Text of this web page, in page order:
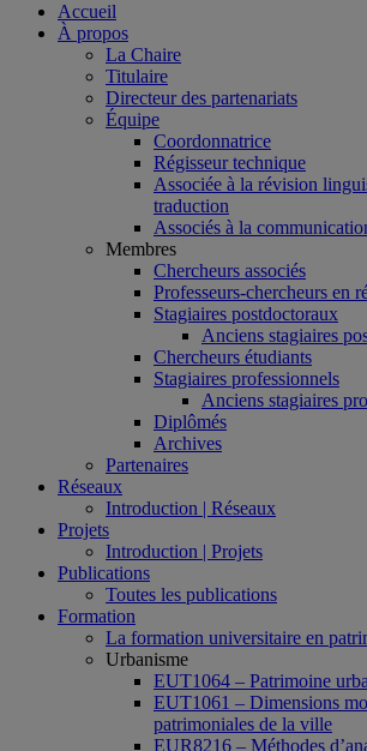
Accueil
À propos
La Chaire
Titulaire
Directeur des partenariats
Équipe
Coordonnatrice
Régisseur technique
Associée à la révision
traduction
Associés à la
Membres
Chercheurs associés
Professeurs-chercheurs en
Stagiaires postdoctoraux
Anciens stagiaires
Chercheurs étudiants
Stagiaires professionnels
Anciens stagiaires
Diplômés
Archives
Partenaires
Réseaux
Introduction | Réseaux
Projets
Introduction | Projets
Publications
Toutes les publications
Formation
La formation universitaire en
Urbanisme
EUT1064 – Patrimoine
EUT1061 – Dimensions
patrimoniales de la ville
EUR8216 – Méthodes